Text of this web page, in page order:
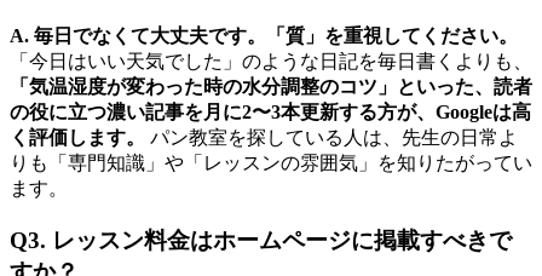
A. 毎日でなくて大丈夫です。「質」を重視してください。
「今日はいい天気でした」のような日記を毎日書くよりも、
「気温湿度が変わった時の水分調整のコツ」といった、読者
の役に立つ濃い記事を月に2〜3本更新する方が、Googleは高
く評価します。
パン教室を探している人は、先生の日常よ
りも「専門知識」や「レッスンの雰囲気」を知りたがってい
ます。
Q3. レッスン料金はホームページに掲載すべきで